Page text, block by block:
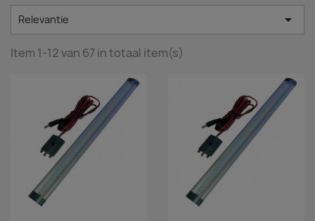
Relevantie 
Item 1-12 van 67 in totaal item(s)